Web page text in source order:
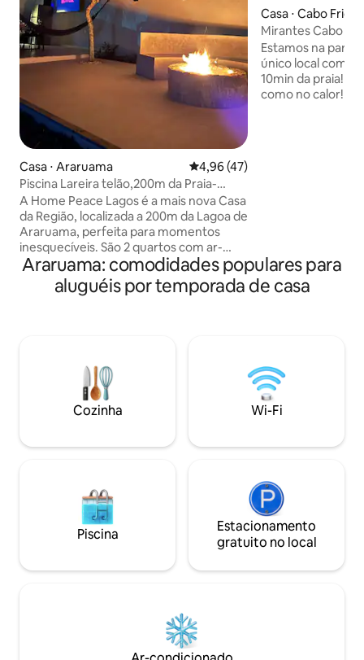
Casa ⋅ Araruama 4,96 de uma avaliação média
4,96 (47)
Piscina Lareira telão,200m da Praia-
Espaço inteiro
A Home Peace Lagos é a mais nova Casa
da Região, localizada a 200m da Lagoa de
Araruama, perfeita para momentos
inesquecíveis. São 2 quartos com ar-
condicionado, roupas de cama e toalhas.
Piscina, churrasqueira, chuveirão, TV de
75” com Soundbar e TV de 55”, linda
romântico e relaxante perfeito para
casais, famílias e pets curtirem a
Casa ⋅ Cabo Frio
Mirantes Cabo
Estamos na parte
único local com
10min da praia!
como no calor! A piscina é um
Araruama: comodidades populares para
aluguéis por temporada de casa
Cozinha Wi-Fi
Piscina
Estacionamento
gratuito no local